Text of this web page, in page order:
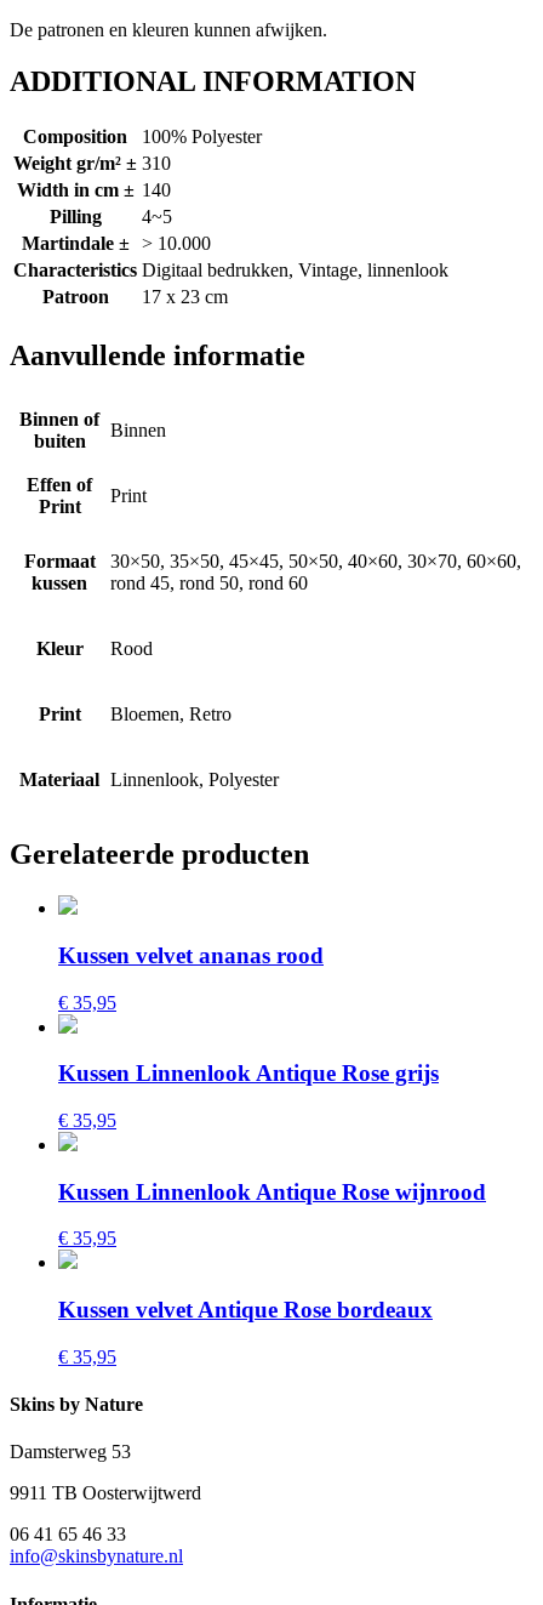
De patronen en kleuren kunnen afwijken.
ADDITIONAL INFORMATION
Composition
100% Polyester
Weight gr/m² ± 310
Width in cm ± 140
Pilling
4~5
Martindale ±
> 10.000
Characteristics Digitaal bedrukken, Vintage, linnenlook
Patroon
17 x 23 cm
Aanvullende informatie
Binnen of
buiten
Binnen
Effen of
Print
Print
Formaat
kussen
30×50, 35×50, 45×45, 50×50, 40×60, 30×70, 60×60,
rond 45, rond 50, rond 60
Kleur Rood
Print Bloemen, Retro
Materiaal Linnenlook, Polyester
Gerelateerde producten
Kussen velvet ananas rood
€ 35,95
Kussen Linnenlook Antique Rose grijs
€ 35,95
Kussen Linnenlook Antique Rose wijnrood
€ 35,95
Kussen velvet Antique Rose bordeaux
€ 35,95
Skins by Nature
Damsterweg 53
9911 TB Oosterwijtwerd
06 41 65 46 33
info@skinsbynature.nl